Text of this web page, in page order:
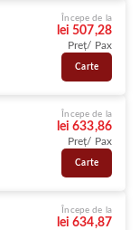
Începe de la
lei 507,28
Preț/ Pax
Carte
Începe de la
lei 633,86
Preț/ Pax
Carte
Începe de la
lei 634,87